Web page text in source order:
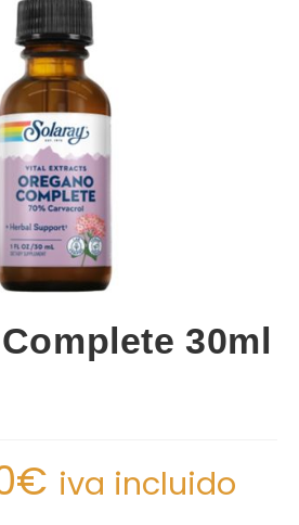
30ml
€ iva incluido